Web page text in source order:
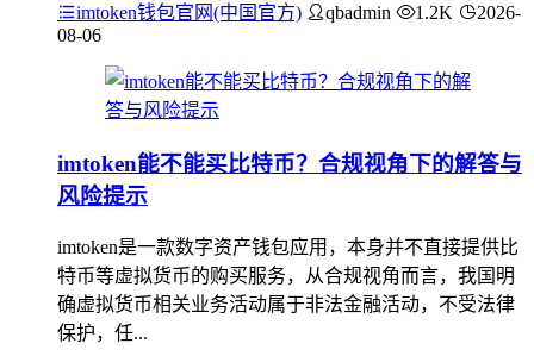
imtoken钱包官网(中国官方) qbadmin 1.2K
2026-
08-06
imtoken能不能买比特币？合规视角下的解答与
风险提示
imtoken是一款数字资产钱包应用，本身并不直接提供比
特币等虚拟货币的购买服务，从合规视角而言，我国明
确虚拟货币相关业务活动属于非法金融活动，不受法律
保护，任...